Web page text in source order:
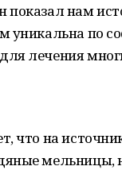
показал нам
уникальна по
лечения
что на
мельницы,